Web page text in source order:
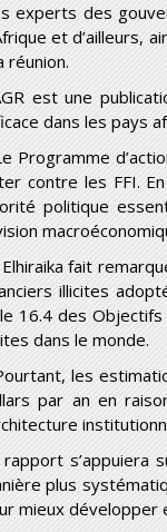
experts des
et d’ailleurs,
réunion.
est une
dans les pays
Programme
contre les FFI.
politique
fait
illicites
16.4 des
dans le monde.
les
par an en
rapport s’appuiera
plus
mieux développer